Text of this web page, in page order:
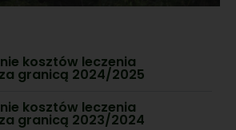
kosztów leczenia
granicą 2024/2025
kosztów leczenia
granicą 2023/2024